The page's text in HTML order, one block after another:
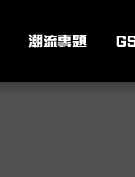
潮流專題